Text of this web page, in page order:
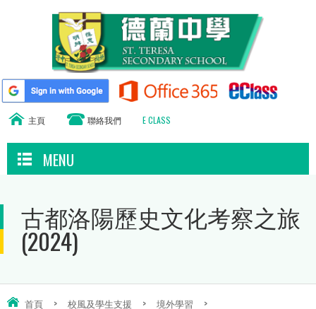
主頁 聯絡我們 E CLASS
MENU
古都洛陽歷史文化考察之旅
(2024)
首頁 > 校風及學生支援 > 境外學習
>